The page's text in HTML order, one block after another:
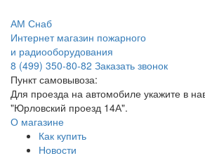
АМ Снаб
Интернет магазин пожарного
и радиооборудования
8 (499) 350-80-82 Заказать звонок
Пункт самовывоза:
Для проезда на автомобиле укажите в
"Юрловский проезд 14А".
О магазине
Как купить
Новости